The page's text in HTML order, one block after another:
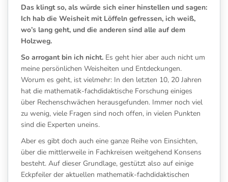
Das klingt so, als würde sich einer hinstellen und sagen:
Ich hab die Weisheit mit Löffeln gefressen, ich weiß,
wo’s lang geht, und die anderen sind alle auf dem
Holzweg.
So arrogant bin ich nicht. Es geht hier aber auch nicht um
meine persönlichen Weisheiten und Entdeckungen.
Worum es geht, ist vielmehr: In den letzten 10, 20 Jahren
hat die mathematik-fachdidaktische Forschung einiges
über Rechenschwächen herausgefunden. Immer noch viel
zu wenig, viele Fragen sind noch offen, in vielen Punkten
sind die Experten uneins.
Aber es gibt doch auch eine ganze Reihe von Einsichten,
über die mittlerweile in Fachkreisen weitgehend Konsens
besteht. Auf dieser Grundlage, gestützt also auf einige
Eckpfeiler der aktuellen mathematik-fachdidaktischen